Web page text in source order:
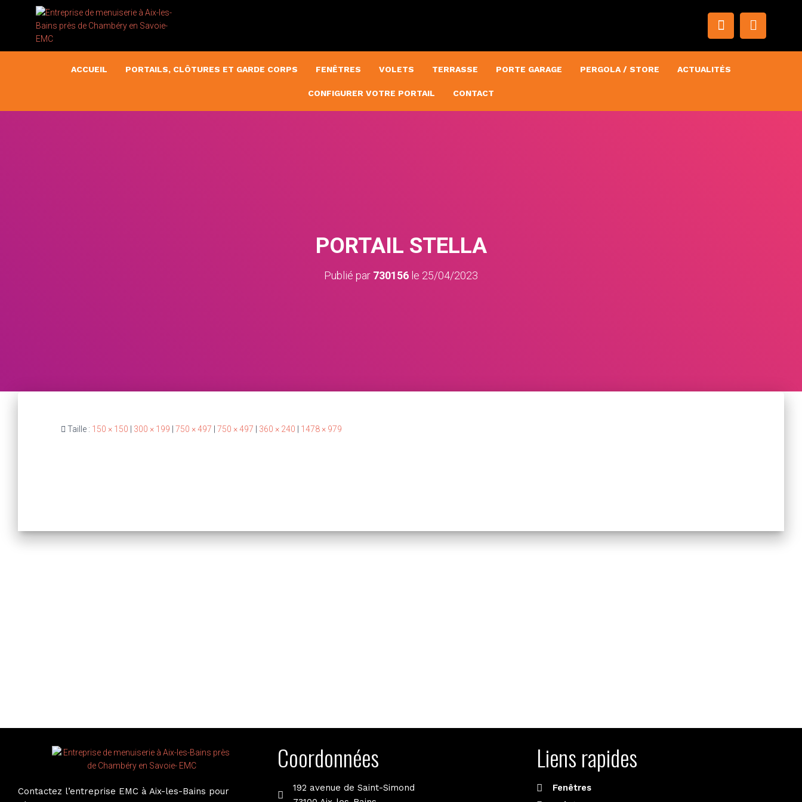
ACCUEIL PORTAILS, CLÔTURES ET GARDE CORPS FENÊTRES VOLETS TERRASSE PORTE GARAGE PERGOLA / STORE ACTUALITÉS
CONFIGURER VOTRE PORTAIL CONTACT
PORTAIL STELLA
Publié par 730156 le 25/04/2023
Taille : 150 × 150 300 × 199 750 × 497 750 × 497 360 × 240 1478 × 979
Contactez l’entreprise EMC à Aix-les-Bains pour
Coordonnées
192 avenue de Saint-Simond
Liens rapides
Fenêtres